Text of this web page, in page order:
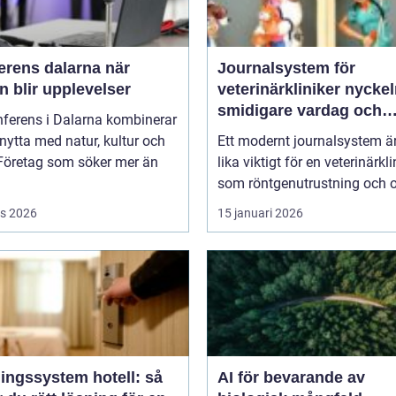
dalarna när
blir upplevelser
i Dalarna kombinerar
med natur, kultur och
som söker mer än
2026
Journalsystem för
veterinärkliniker nyckeln till
smidigare vardag och
säkrare vård
Ett modernt journalsystem
lika viktigt för en
som röntgenutrustning och
15 januari 2026
hotell: så
AI för bevarande av